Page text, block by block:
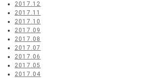
2017.12
2017.11
2017.10
2017.09
2017.08
2017.07
2017.06
2017.05
2017.04